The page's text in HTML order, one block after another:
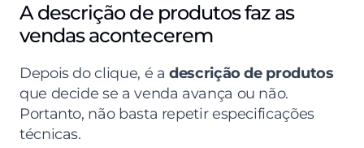
A descrição de produtos faz as
vendas acontecerem
Depois do clique, é a descrição de produtos
que decide se a venda avança ou não.
Portanto, não basta repetir especificações
técnicas.